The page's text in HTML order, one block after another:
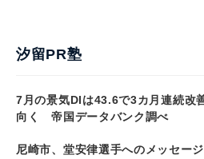
汐留PR塾
7月の景気DIは43.6で3カ月連続
向く 帝国データバンク調べ
尼崎市、堂安律選手へのメッセー